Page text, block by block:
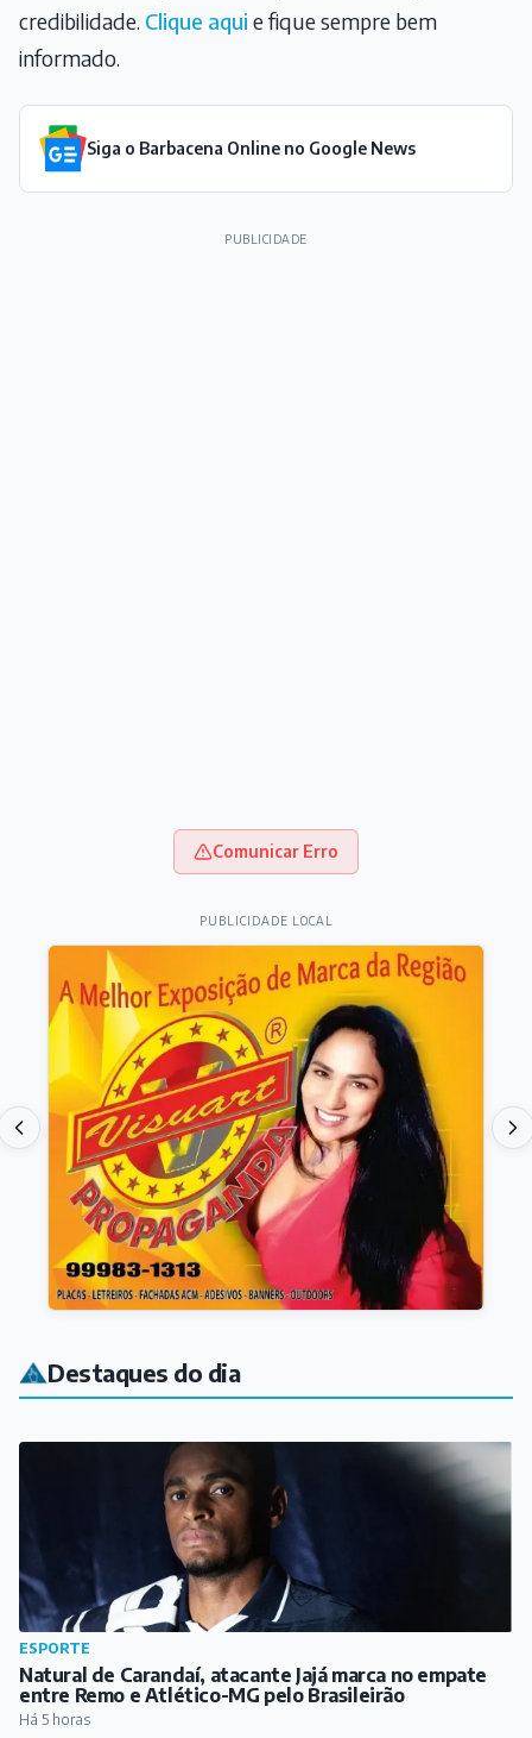
credibilidade. Clique aqui e fique sempre bem
informado.
Siga o Barbacena Online no Google News
PUBLICIDADE
Comunicar Erro
PUBLICIDADE LOCAL
Destaques do dia
ESPORTE
Natural de Carandaí, atacante Jajá marca no empate
entre Remo e Atlético-MG pelo Brasileirão
Há 5 horas